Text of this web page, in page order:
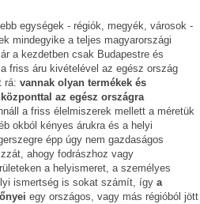
egységek - régiók, megyék, városok -
mindegyike a teljes magyarországi
a kezdetben csak Budapestre és
friss áru kivételével az egész ország
rá: vannak olyan termékek és
az egész országra
a friss élelmiszerek mellett a méretük
okból kényes árukra és a helyi
épp úgy nem gazdaságos
ahogy fodrászhoz vagy
a helyismeret, a személyes
ismertség is sokat számít, így a
egy országos, vagy más régióból jött